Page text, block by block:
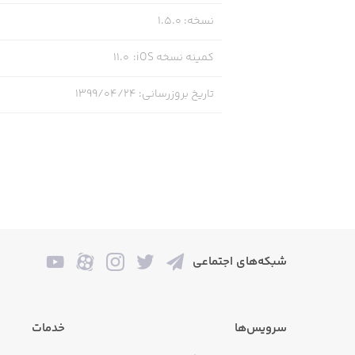
نسخه:
1.5.0
کمینه نسخه iOS :
11.0
تاریخ بروزرسانی: ۱۳۹۹/۰۴/۲۴
شبکه‌های اجتماعی
سرویس‌ها خدمات